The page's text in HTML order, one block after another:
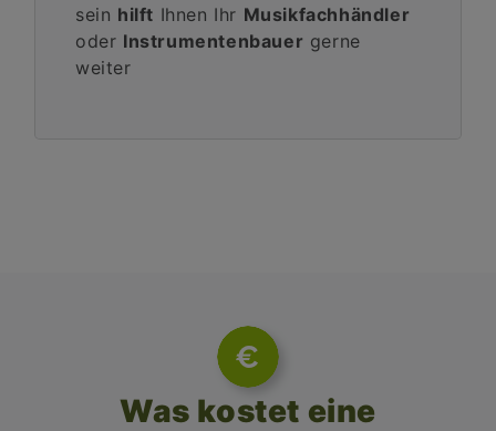
sein hilft Ihnen Ihr Musikfachhändler
oder Instrumentenbauer gerne
weiter
Was kostet eine